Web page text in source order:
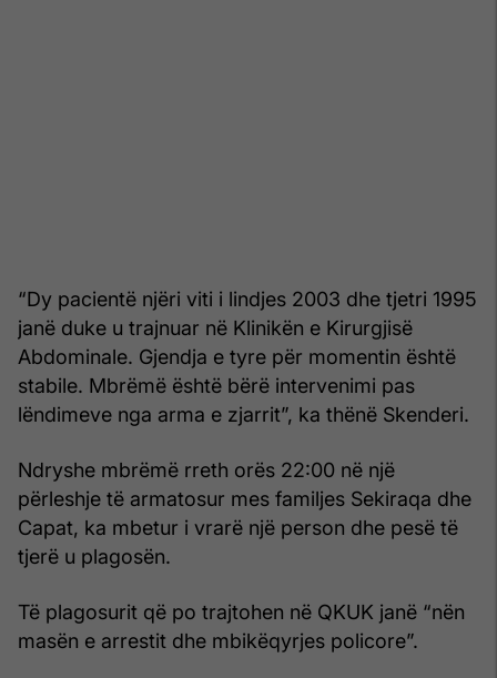
“Dy pacientë njëri viti i lindjes 2003 dhe tjetri 1995
janë duke u trajnuar në Klinikën e Kirurgjisë
Abdominale. Gjendja e tyre për momentin është
stabile. Mbrëmë është bërë intervenimi pas
lëndimeve nga arma e zjarrit”, ka thënë Skenderi.
Ndryshe mbrëmë rreth orës 22:00 në një
përleshje të armatosur mes familjes Sekiraqa dhe
Capat, ka mbetur i vrarë një person dhe pesë të
tjerë u plagosën.
Të plagosurit që po trajtohen në QKUK janë “nën
masën e arrestit dhe mbikëqyrjes policore”.